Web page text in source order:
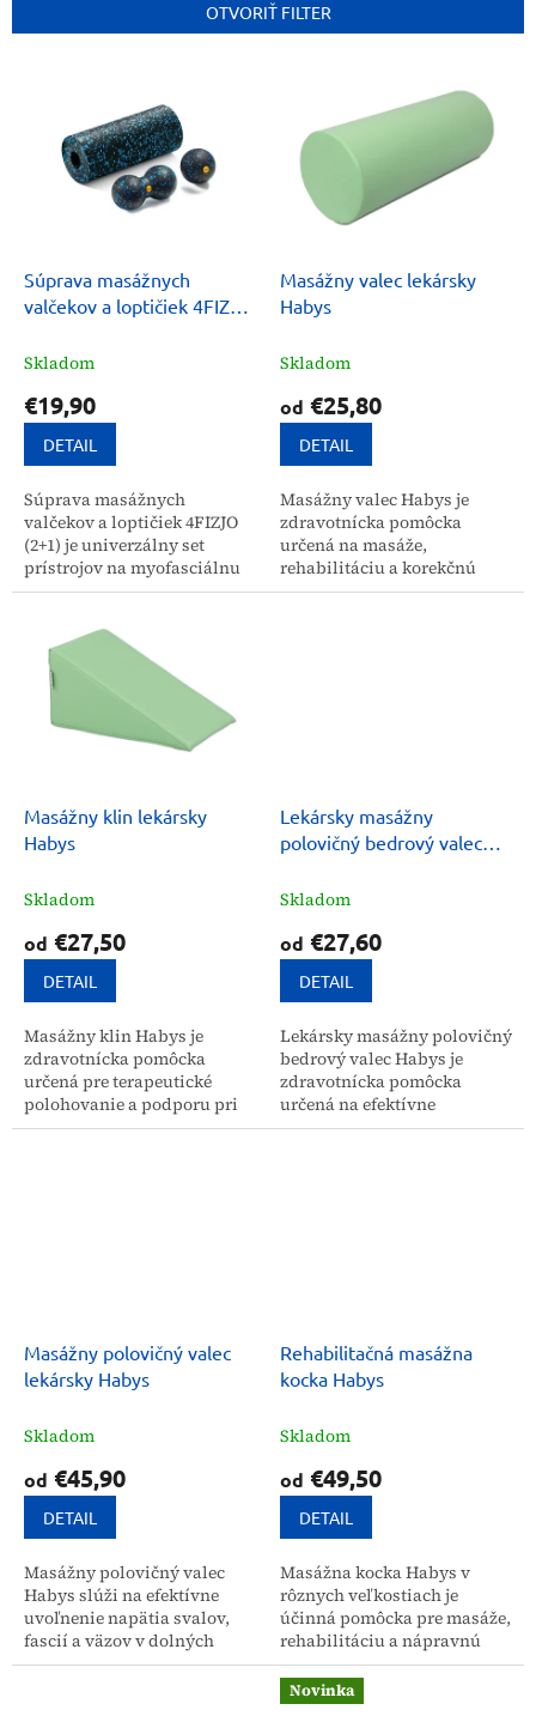
i
OTVORIŤ FILTER
dSúprava masážnych
valčekov a loptičiek 4FIZJO
Skladom
€19,90
DETAIL
Súprava masážnych
valčekov a loptičiek 4FIZJO
(2+1) je univerzálny set
prístrojov na myofasciálnu
relaxáciu a aktiváciu svalov.
verejnosť a profesionálov v...
Masážny valec lekársky
Habys
Skladom
od €25,80
DETAIL
Masážny valec Habys je
zdravotnícka pomôcka
určená na masáže,
rehabilitáciu a korekčnú
gymnastiku. Efektívne
Masážny klin lekársky
Habys
Skladom
od €27,50
DETAIL
Masážny klin Habys je
zdravotnícka pomôcka
určená pre terapeutické
polohovanie a podporu pri
drenážnych masážach,
Lekársky masážny
polovičný bedrový valec
Skladom
od €27,60
DETAIL
Lekársky masážny polovičný
bedrový valec Habys je
zdravotnícka pomôcka
určená na efektívne
uvoľnenie svalového
Masážny polovičný valec
lekársky Habys
Skladom
od €45,90
DETAIL
Masážny polovičný valec
Habys slúži na efektívne
uvoľnenie napätia svalov,
fascií a väzov v dolných
končatinách a chrbte. Je
Rehabilitačná masážna
kocka Habys
Skladom
od €49,50
DETAIL
Masážna kocka Habys v
rôznych veľkostiach je
účinná pomôcka pre masáže,
rehabilitáciu a nápravnú
gymnastiku. Poskytuje
ergonomickú podporu pre
telo, pomáha uvoľňovať
Novinka